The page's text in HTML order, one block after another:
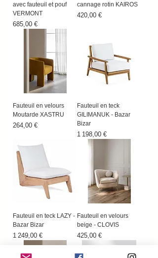
avec fauteuil et pouf
VERMONT
Prix
685,00 €
cannage rotin KAIROS
Prix
420,00 €
Fauteuil en velours
Moutarde XASTRU
Prix
264,00 €
Fauteuil en teck
GILIMANUK - Bazar
Bizar
Prix
1 198,00 €
Fauteuil en teck LAZY -
Bazar Bizar
Prix
1 249,00 €
Fauteuil en velours
beige - CLOVIS
Prix
425,00 €